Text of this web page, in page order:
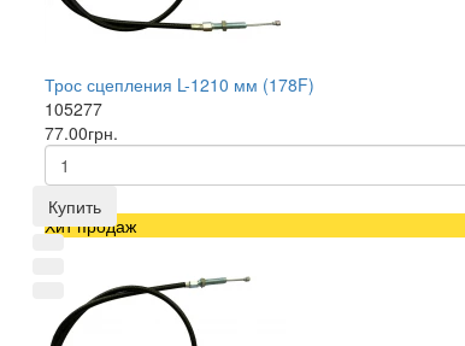
Трос сцепления L-1210 мм (178F)
105277
77.00грн.
Купить
Хит продаж